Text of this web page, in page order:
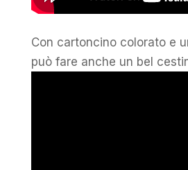
Con cartoncino colorato e
può fare anche un bel